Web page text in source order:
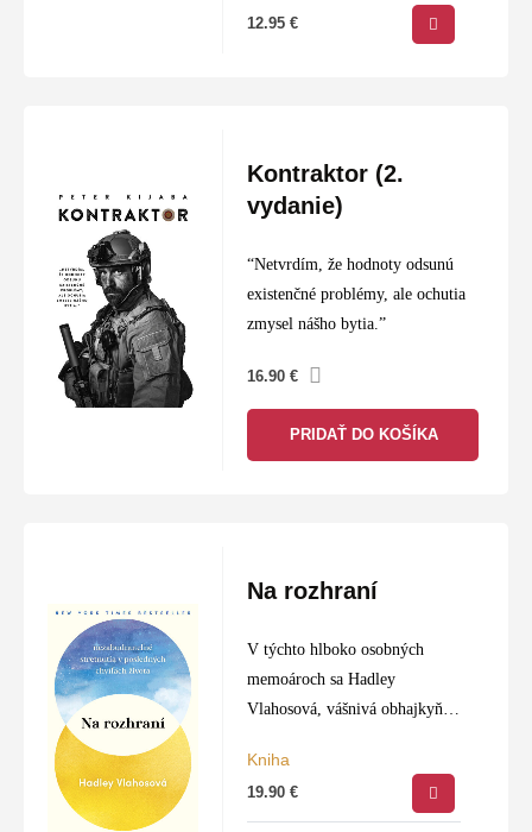
12.95€
Kontraktor (2.
vydanie)
“Netvrdím, že hodnoty odsunú
existenčné problémy, ale ochutia
zmysel nášho bytia.”
16.90€
PRIDAŤ DO KOŠÍKA
Na rozhraní
V týchto hlboko osobných
memoároch sa Hadley
Vlahosová, vášnivá obhajkyňa
s nami podeliť o dojímavé
príbehy z posledných
momentov života jej pacientov,
Kniha
19.90€